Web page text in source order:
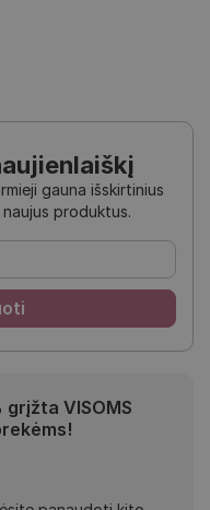
gauna išskirtinius
produktus.
VISOMS